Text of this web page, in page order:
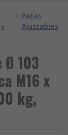
/ Patas
Ajustables
Ø 103
M16 x
kg,